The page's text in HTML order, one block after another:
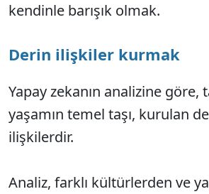
kendinle barışık olmak.
Derin ilişkiler kurmak
Yapay zekanın analizine
yaşamın temel taşı, kurulan
ilişkilerdir.
Analiz, farklı kültürlerden ve